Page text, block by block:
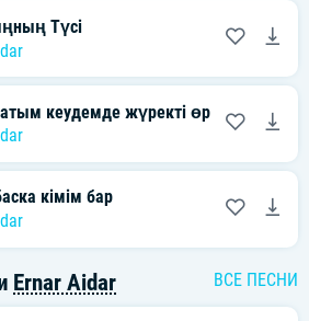
Түсi
кеудемде жүректі өртеп барады
кімім бар
Ernar Aidar ВСЕ ПЕСНИ